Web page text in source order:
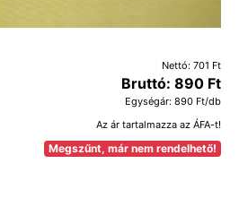
Nettó: 701 Ft
Bruttó: 890 Ft
Egységár: 890 Ft/db
Az ár tartalmazza az ÁFA-t!
Megszűnt, már nem rendelhető!